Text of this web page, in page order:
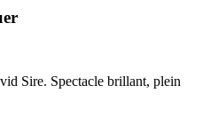
Sire. Spectacle brillant, plein